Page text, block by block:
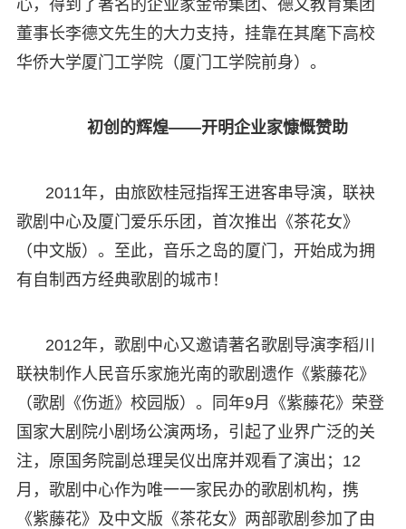
心，得到了著名的企业家金帝集团、德文教育集团
董事长李德文先生的大力支持，挂靠在其麾下高校
华侨大学厦门工学院（厦门工学院前身）。
初创的辉煌——开明企业家慷慨赞助
2011年，由旅欧桂冠指挥王进客串导演，联袂
歌剧中心及厦门爱乐乐团，首次推出《茶花女》
（中文版）。至此，音乐之岛的厦门，开始成为拥
有自制西方经典歌剧的城市！
2012年，歌剧中心又邀请著名歌剧导演李稻川
联袂制作人民音乐家施光南的歌剧遗作《紫藤花》
（歌剧《伤逝》校园版）。同年9月《紫藤花》荣登
国家大剧院小剧场公演两场，引起了业界广泛的关
注，原国务院副总理吴仪出席并观看了演出；12
月，歌剧中心作为唯一一家民办的歌剧机构，携
《紫藤花》及中文版《茶花女》两部歌剧参加了由